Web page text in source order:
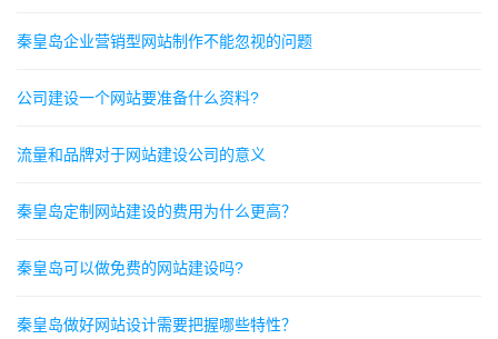
秦皇岛企业营销型网站制作不能忽视的问题
公司建设一个网站要准备什么资料?
流量和品牌对于网站建设公司的意义
秦皇岛定制网站建设的费用为什么更高？
秦皇岛可以做免费的网站建设吗?
秦皇岛做好网站设计需要把握哪些特性？